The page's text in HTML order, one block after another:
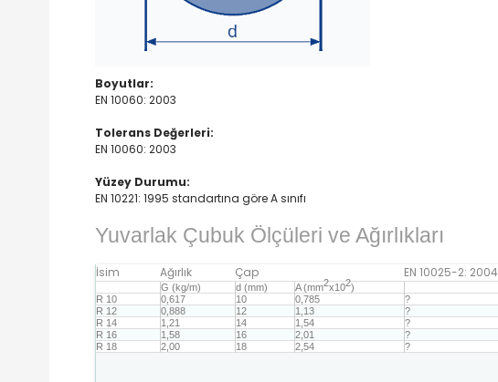
Boyutlar:
EN 10060: 2003
Tolerans Değerleri:
EN 10060: 2003
Yüzey Durumu:
EN 10221: 1995 standartına göre A sınıfı
Yuvarlak Çubuk Ölçüleri ve Ağırlıkları
İsim Ağırlık Çap EN 10025-2: 2004
G (kg/m) d (mm) A (mm2x102)
R 10
0,617 10 0,785 ?
R 12
0,888 12 1,13 ?
R 14
1,21 14 1,54 ?
R 16
1,58 16 2,01 ?
R 18
2,00 18 2,54 ?